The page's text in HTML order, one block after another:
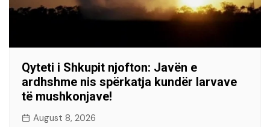
Qyteti i Shkupit njofton: Javën e
ardhshme nis spërkatja kundër larvave
të mushkonjave!
August 8, 2026